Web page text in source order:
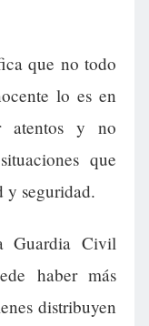
que no todo
lo es en
atentos y no
que
y seguridad.
Guardia Civil
haber más
distribuyen